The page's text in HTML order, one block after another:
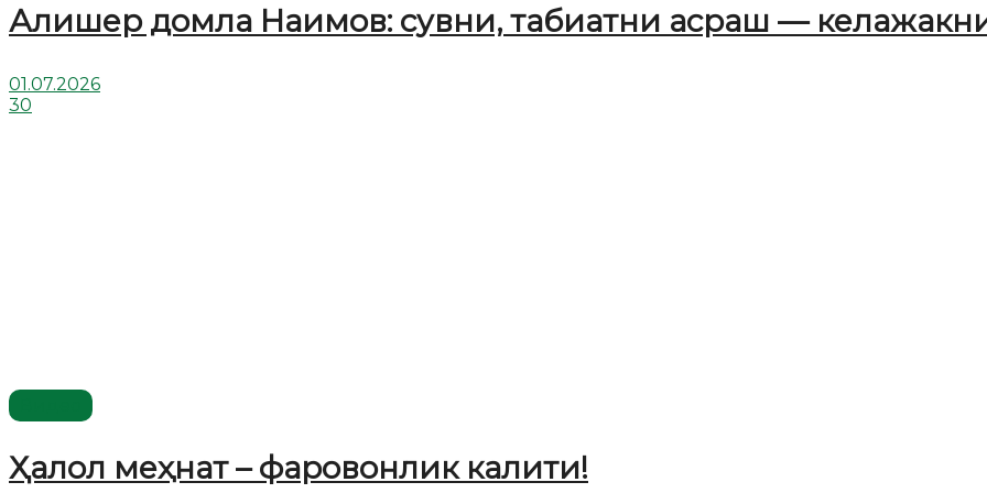
Алишер домла Наимов: сувни, табиатни асраш —
01.07.2026
30
Ҳалол меҳнат – фаровонлик калити!